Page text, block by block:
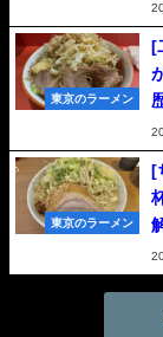
東京のラーメン
[
東京のラーメン
[